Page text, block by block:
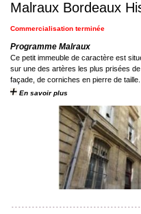
Malraux Bordeaux
Commercialisation terminée
Programme Malraux
Ce petit immeuble de caractère est
sur une des artères les plus prisées
façade, de corniches en pierre de taille.
En savoir plus